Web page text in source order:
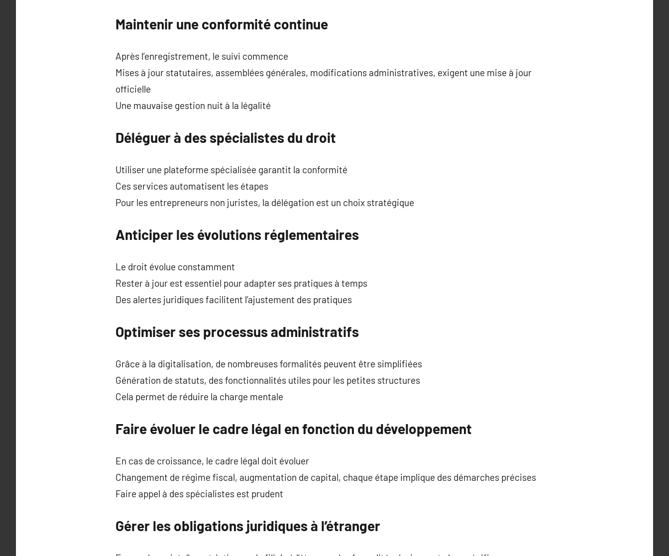
Maintenir une conformité continue
Après l’enregistrement, le suivi commence
Mises à jour statutaires, assemblées générales, modifications administratives, exigent une mise à jour
officielle
Une mauvaise gestion nuit à la légalité
Déléguer à des spécialistes du droit
Utiliser une plateforme spécialisée garantit la conformité
Ces services automatisent les étapes
Pour les entrepreneurs non juristes, la délégation est un choix stratégique
Anticiper les évolutions réglementaires
Le droit évolue constamment
Rester à jour est essentiel pour adapter ses pratiques à temps
Des alertes juridiques facilitent l’ajustement des pratiques
Optimiser ses processus administratifs
Grâce à la digitalisation, de nombreuses formalités peuvent être simplifiées
Génération de statuts, des fonctionnalités utiles pour les petites structures
Cela permet de réduire la charge mentale
Faire évoluer le cadre légal en fonction du développement
En cas de croissance, le cadre légal doit évoluer
Changement de régime fiscal, augmentation de capital, chaque étape implique des démarches précises
Faire appel à des spécialistes est prudent
Gérer les obligations juridiques à l’étranger